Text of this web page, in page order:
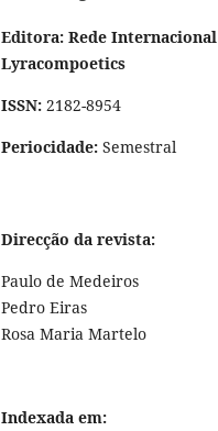
Editora: Rede Internacional
Lyracompoetics
ISSN: 2182-8954
Periocidade: Semestral
Direcção da revista:
Paulo de Medeiros
Pedro Eiras
Rosa Maria Martelo
Indexada em: